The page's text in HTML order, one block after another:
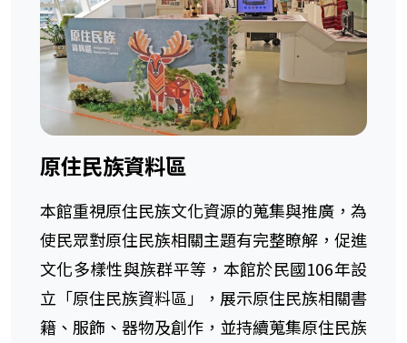
原住民族資料區
本館重視原住民族文化資源的蒐集與推廣，為
使民眾對原住民族相關主題有完整瞭解，促進
文化多樣性與族群平等，本館於民國106年設
立「原住民族資料區」，展示原住民族相關書
籍、服飾、器物及創作，並持續蒐集原住民族